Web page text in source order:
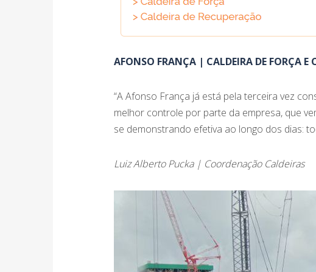
AFONSO FRANÇA | CALDEIRA DE FORÇA E
“A Afonso França já está pela terceira vez
melhor controle por parte da empresa, que
se demonstrando efetiva ao longo dos dias:
Luiz Alberto Pucka | Coordenação Caldeiras